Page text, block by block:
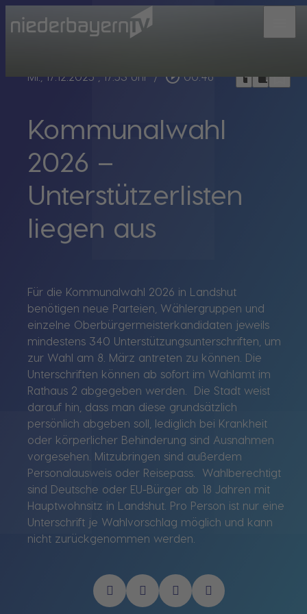
Mi., 17.12.2025 , 17:53 Uhr / play_circle_outline 00:46 headphoneschrome_reader_modebookmark_border
Kommunalwahl
2026 –
Unterstützerlisten
liegen aus
Für die Kommunalwahl 2026 in Landshut
benötigen neue Parteien, Wählergruppen und
einzelne Oberbürgermeisterkandidaten jeweils
mindestens 340 Unterstützungsunterschriften, um
zur Wahl am 8. März antreten zu können. Die
Unterschriften können ab sofort im Wahlamt im
Rathaus 2 abgegeben werden. Die Stadt weist
darauf hin, dass man diese grundsätzlich
persönlich abgeben soll, lediglich bei Krankheit
oder körperlicher Behinderung sind Ausnahmen
vorgesehen. Mitzubringen sind außerdem
Personalausweis oder Reisepass. Wahlberechtigt
sind Deutsche oder EU-Bürger ab 18 Jahren mit
Hauptwohnsitz in Landshut. Pro Person ist nur eine
Unterschrift je Wahlvorschlag möglich und kann
nicht zurückgenommen werden.